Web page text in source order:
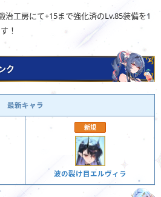
治工房にて+15まで強化済のLv.85装備を1
！
ク
最新キャラ
新規
波の裂け目エルヴィラ